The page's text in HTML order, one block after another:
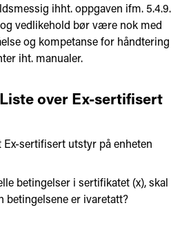
ihht. oppgaven ifm. 5.4.9.
vedlikehold bør være nok med
og kompetanse for håndtering
iht. manualer.
over Ex-sertifisert
Ex-sertifisert utstyr på enheten
betingelser i sertifikatet (x), skal
betingelsene er ivaretatt?